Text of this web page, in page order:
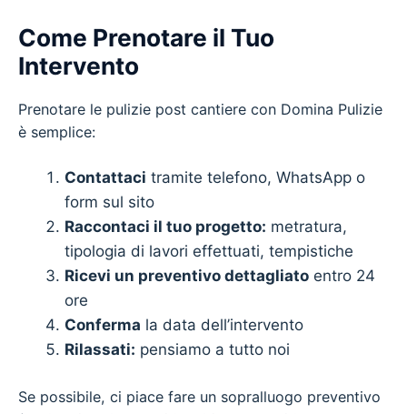
Come Prenotare il Tuo
Intervento
Prenotare le pulizie post cantiere con Domina Pulizie
è semplice:
Contattaci tramite telefono, WhatsApp o
form sul sito
Raccontaci il tuo progetto: metratura,
tipologia di lavori effettuati, tempistiche
Ricevi un preventivo dettagliato entro 24
ore
Conferma la data dell’intervento
Rilassati: pensiamo a tutto noi
Se possibile, ci piace fare un sopralluogo preventivo